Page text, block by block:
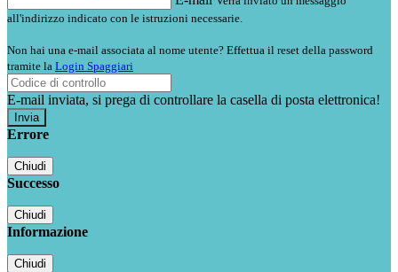
all'indirizzo indicato con le istruzioni necessarie.
Non hai una e-mail associata al nome utente? Effettua il reset della password
tramite la Login Spaggiari
E-mail inviata, si prega di controllare la casella di posta elettronica!
Errore
Chiudi
Successo
Chiudi
Informazione
Chiudi